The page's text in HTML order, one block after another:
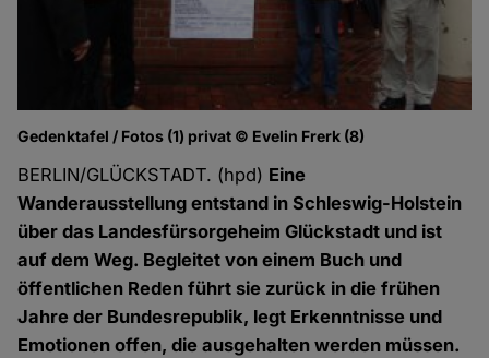
Gedenktafel / Fotos (1) privat © Evelin Frerk (8)
BERLIN/GLÜCKSTADT. (hpd) Eine
Wanderausstellung entstand in Schleswig-Holstein
über das Landesfürsorgeheim Glückstadt und ist
auf dem Weg. Begleitet von einem Buch und
öffentlichen Reden führt sie zurück in die frühen
Jahre der Bundesrepublik, legt Erkenntnisse und
Emotionen offen, die ausgehalten werden müssen.